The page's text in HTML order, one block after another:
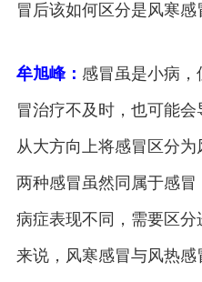
冒后该如何区分是风寒感
牟旭峰： 感冒虽是小病
冒治疗不及时，也可能
从大方向上将感冒区分
两种感冒虽然同属于感
病症表现不同，需要区
来说，风寒感冒与风热感